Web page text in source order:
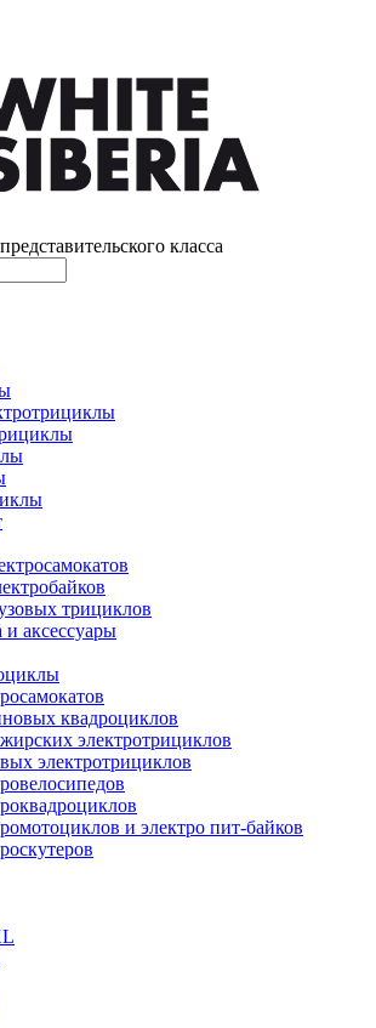
класса
трициклов
аксессуары
квадроциклов
электротрициклов
электротрициклов
и электро пит-байков